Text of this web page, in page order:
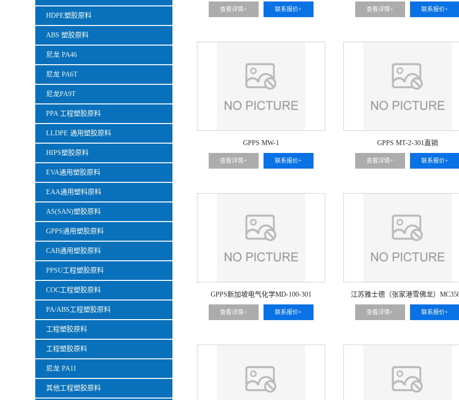
HDPE塑胶原料
ABS 塑胶原料
尼龙 PA46
尼龙 PA6T
尼龙PA9T
PPA 工程塑胶原料
LLDPE 通用塑胶原料
HIPS塑胶原料
EVA通用塑胶原料
EAA通用塑料原料
AS(SAN)塑胶原料
GPPS通用塑胶原料
CAB通用塑胶原料
PPSU工程塑胶原料
COC工程塑胶原料
PA/ABS工程塑胶原料
工程塑胶原料
工程塑胶原料
尼龙 PA11
其他工程塑胶原料
查看详情+ 联系报价+ 查看详情+ 联系报价+
GPPS MW-1
查看详情+ 联系报价+
GPPS MT-2-301直销
查看详情+ 联系报价+
GPPS新加坡电气化学MD-100-301
查看详情+ 联系报价+
江苏雅士德（张家港雪佛龙）
查看详情+ 联系报价+